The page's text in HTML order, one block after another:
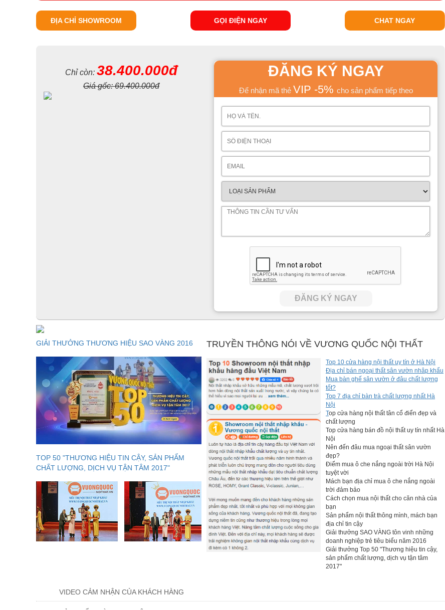
ĐỊA CHỈ SHOWROOM GỌI ĐIỆN NGAY CHAT NGAY
Chỉ còn: 38.400.000đ
Giá gốc:69.400.000đ
ĐĂNG KÝ NGAY
Để nhận mã thẻ VIP -5% cho sản phẩm tiếp theo
ĐĂNG KÝ NGAY
GIẢI THƯỞNG THƯƠNG HIỆU SAO VÀNG 2016
TOP 50 "THƯƠNG HIỆU TIN CẬY, SẢN PHẨM
CHẤT LƯỢNG, DỊCH VỤ TẬN TÂM 2017"
TRUYỀN THÔNG NÓI VỀ VƯƠNG QUỐC NỘI THẤT
Top 10 cửa hàng nội thất uy tín ở Hà Nội
Địa chỉ bán ngoại thất sân vườn nhâp khẩu
Mua bàn ghế sân vườn ở đâu chất lượng
tốt?
Top 7 địa chỉ bàn trà chất lượng nhất Hà
Nội
Top cửa hàng nội thất tân cổ điển đẹp và
chất lượng
Top cửa hàng bán đồ nội thất uy tín nhất Hà
Nội
Nên đến đâu mua ngoại thất sân vườn
đẹp?
Điểm mua ô che nắng ngoài trời Hà Nội
tuyệt vời
Mách bạn địa chỉ mua ô che nắng ngoài
trời đảm bảo
Cách chọn mua nội thất cho căn nhà của
bạn
Sản phẩm nội thất thông mình, mách bạn
địa chỉ tin cậy
Giải thưởng SAO VÀNG tôn vinh những
doanh nghiệp trẻ tiêu biểu năm 2016
Giải thưởng Top 50 "Thương hiệu tin cậy,
sản phẩm chất lượng, dịch vụ tận tâm
2017"
VIDEO CẢM NHẬN CỦA KHÁCH HÀNG